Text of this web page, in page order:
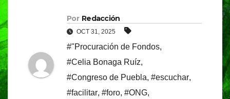
Por Redacción
OCT 31, 2025
#"Procuración de Fondos,
#Celia Bonaga Ruíz,
#Congreso de Puebla, #escuchar,
#facilitar, #foro, #ONG,